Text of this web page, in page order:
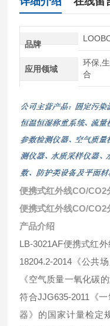
品牌
应用领域
环保,
合
便携式红外线CO/CO2
便携式红外线CO/CO2
产品介绍
LB-3021AF便携式红
18204.2-2014《公共
《空气质量一氧化碳
符合JJG635-2011《
器》的国家计量检定